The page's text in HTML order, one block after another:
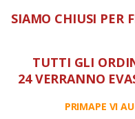
SIAMO CHIUSI PER
TUTTI GLI
24 VERRANNO
PRIMAPE VI